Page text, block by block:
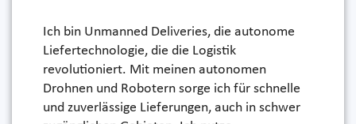
Ich bin Unmanned Deliveries, die autonome
Liefertechnologie, die die Logistik
revolutioniert. Mit meinen autonomen
Drohnen und Robotern sorge ich für schnelle
und zuverlässige Lieferungen, auch in schwer